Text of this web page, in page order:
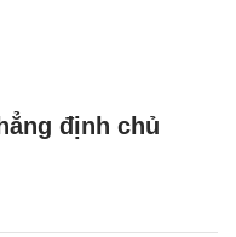
định chủ